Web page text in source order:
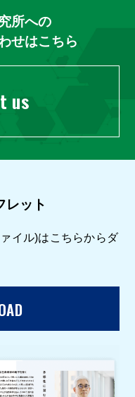
所への
せはこちら
us
レット
イル)はこちらからダ